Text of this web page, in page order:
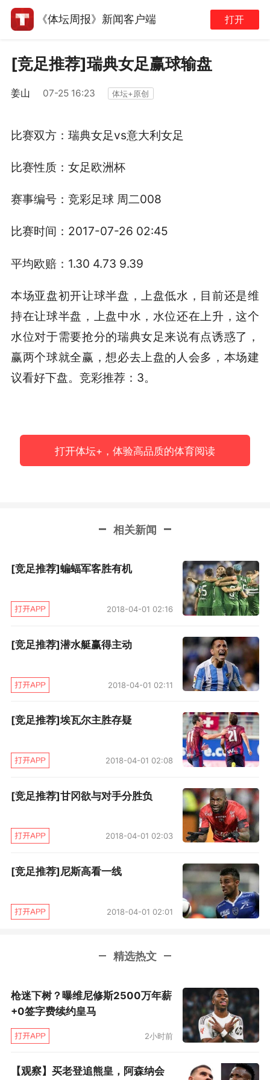
《体坛周报》新闻客户端 打开
[竞足推荐]瑞典女足赢球输盘
姜山 07-25 16:23 体坛+原创
比赛双方：瑞典女足vs意大利女足
比赛性质：女足欧洲杯
赛事编号：竞彩足球 周二008
比赛时间：2017-07-26 02:45
平均欧赔：1.30 4.73 9.39
本场亚盘初开让球半盘，上盘低水，目前还是维
持在让球半盘，上盘中水，水位还在上升，这个
水位对于需要抢分的瑞典女足来说有点诱惑了，
赢两个球就全赢，想必去上盘的人会多，本场建
议看好下盘。竞彩推荐：3。
打开体坛+，体验高品质的体育阅读
相关新闻
[竞足推荐]蝙蝠军客胜有机
2018-04-01 02:16
[竞足推荐]潜水艇赢得主动
2018-04-01 02:11
[竞足推荐]埃瓦尔主胜存疑
2018-04-01 02:08
[竞足推荐]甘冈欲与对手分胜负
2018-04-01 02:03
[竞足推荐]尼斯高看一线
2018-04-01 02:01
精选热文
枪迷下树？曝维尼修斯2500万年薪
+0签字费续约皇马
2小时前
【观察】买老登追熊皇，阿森纳会